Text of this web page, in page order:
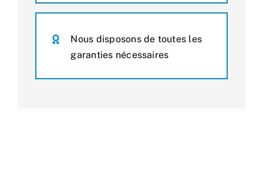
Nous disposons de toutes les
garanties nécessaires